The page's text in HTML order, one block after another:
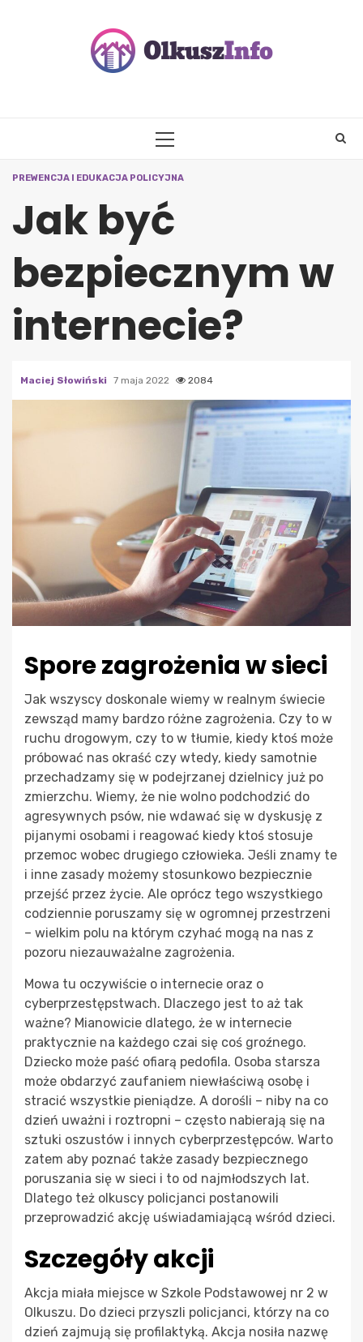
PRIMARY
PREWENCJA I EDUKACJA POLICYJNA
Jak być
bezpiecznym w
internecie?
Maciej Słowiński 7 maja 2022 2084
Spore zagrożenia w sieci
Jak wszyscy doskonale wiemy w realnym świecie
zewsząd mamy bardzo różne zagrożenia. Czy to w
ruchu drogowym, czy to w tłumie, kiedy ktoś może
próbować nas okraść czy wtedy, kiedy samotnie
przechadzamy się w podejrzanej dzielnicy już po
zmierzchu. Wiemy, że nie wolno podchodzić do
agresywnych psów, nie wdawać się w dyskusję z
pijanymi osobami i reagować kiedy ktoś stosuje
przemoc wobec drugiego człowieka. Jeśli znamy te
i inne zasady możemy stosunkowo bezpiecznie
przejść przez życie. Ale oprócz tego wszystkiego
codziennie poruszamy się w ogromnej przestrzeni
– wielkim polu na którym czyhać mogą na nas z
pozoru niezauważalne zagrożenia.
Mowa tu oczywiście o internecie oraz o
cyberprzestępstwach. Dlaczego jest to aż tak
ważne? Mianowicie dlatego, że w internecie
praktycznie na każdego czai się coś groźnego.
Dziecko może paść ofiarą pedofila. Osoba starsza
może obdarzyć zaufaniem niewłaściwą osobę i
stracić wszystkie pieniądze. A dorośli – niby na co
dzień uważni i roztropni – często nabierają się na
sztuki oszustów i innych cyberprzestępców. Warto
zatem aby poznać także zasady bezpiecznego
poruszania się w sieci i to od najmłodszych lat.
Dlatego też olkuscy policjanci postanowili
przeprowadzić akcję uświadamiającą wśród dzieci.
Szczegóły akcji
Akcja miała miejsce w Szkole Podstawowej nr 2 w
Olkuszu. Do dzieci przyszli policjanci, którzy na co
dzień zajmują się profilaktyką. Akcja nosiła nazwę